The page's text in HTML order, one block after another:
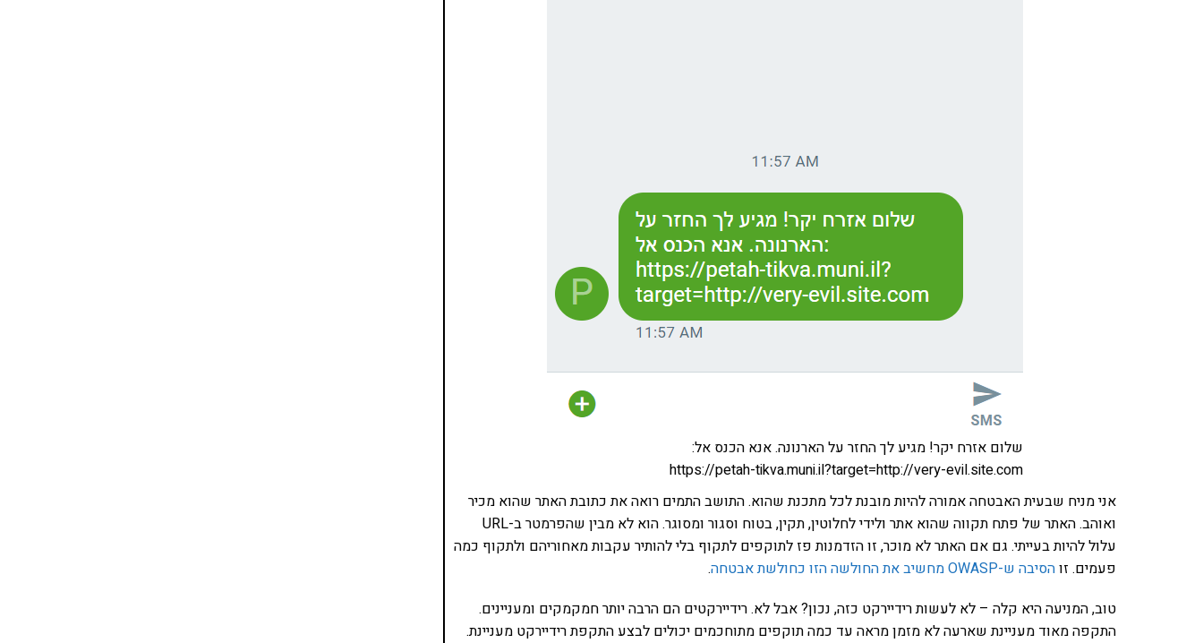
שלום אזרח יקר! מגיע לך החזר על הארנונה. אנא הכנס אל:
https://petah-tikva.muni.il?target=http://very-evil.site.com
אני מניח שבעית האבטחה אמורה להיות מובנת לכל מתכנת שהוא. התושב התמים רואה את כתובת האתר שהוא מכיר
ואוהב. האתר של פתח תקווה שהוא אתר ולידי לחלוטין, תקין, בטוח וסגור ומסוגר. הוא לא מבין שהפרמטר ב-URL
עלול להיות בעייתי. גם אם האתר לא מוכר, זו הזדמנות פז לתוקפים לתקוף בלי להותיר עקבות מאחוריהם ולתקוף כמה
פעמים. זוהסיבה ש-OWASP מחשיב את החולשה הזו כחולשת אבטחה
.
טוב, המניעה היא קלה – לא לעשות רידיירקט כזה, נכון? אבל לא. רידיירקטים הם הרבה יותר חמקמקים ומעניינים.
התקפה מאוד מעניינת שארעה לא מזמן מראה עד כמה תוקפים מתוחכמים יכולים לבצע התקפת רידיירקט מעניינת.